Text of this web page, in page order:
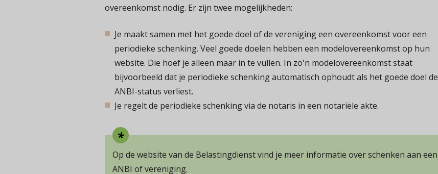
overeenkomst nodig. Er zijn twee mogelijkheden:
Je maakt samen met het goede doel of de vereniging een overeenkomst voor een
periodieke schenking. Veel goede doelen hebben een modelovereenkomst op hun
website. Die hoef je alleen maar in te vullen. In zo'n modelovereenkomst staat
bijvoorbeeld dat je periodieke schenking automatisch ophoudt als het goede doel de
ANBI-status verliest.
Je regelt de periodieke schenking via de notaris in een notariële akte.
Op de website van de Belastingdienst vind je meer informatie over schenken aan een
ANBI of vereniging.